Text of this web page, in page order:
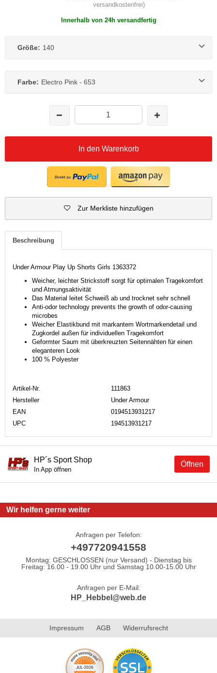
versandkostenfrei)
Innerhalb von 24h versandfertig
Größe: 140
Farbe: Electro Pink - 653
In den Warenkorb
Zur Merkliste hinzufügen
Beschreibung
Under Armour Play Up Shorts Girls 1363372
Weicher, leichter Strickstoff sorgt für optimalen Tragekomfort
und Atmungsaktivität
Das Material leitet Schweiß ab und trocknet sehr schnell
Anti-odor technology prevents the growth of odor-causing
microbes
Weicher Elastikbund mit markantem Wortmarkendetail und
Zugkordel außen für individuellen Tragekomfort
Geformter Saum mit überkreuzten Seitennähten für einen
eleganteren Look
100 % Polyester
Artikel-Nr.
111863
Hersteller
Under Armour
EAN
0194513931217
UPC
194513931217
Öffnen
HP´s Sport Shop
In App öffnen
Wir helfen gerne weiter
Anfragen per Telefon:
+497720941558
Montag: GESCHLOSSEN (nur Versand) - Dienstag bis
Freitag: 16.00 - 19.00 Uhr und Samstag 10.00-15.00 Uhr
Anfragen per E-Mail:
HP_Hebbel@web.de
Impressum AGB Widerrufsrecht